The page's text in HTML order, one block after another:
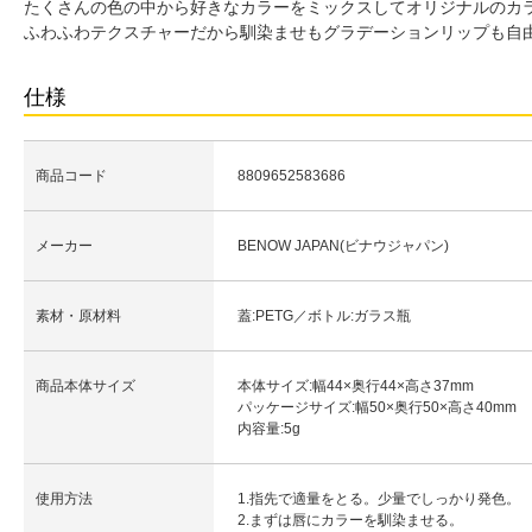
たくさんの色の中から好きなカラーをミックスしてオリジナルのカ
ふわふわテクスチャーだから馴染ませもグラデーションリップも自
仕様
商品コード 8809652583686
メーカー BENOW JAPAN(ビナウジャパン)
素材・原材料 蓋:PETG／ボトル:ガラス瓶
商品本体サイズ
本体サイズ:幅44×奥行44×高さ37mm
パッケージサイズ:幅50×奥行50×高さ40mm
内容量:5g
使用方法
1.指先で適量をとる。少量でしっかり発色。
2.まずは唇にカラーを馴染ませる。